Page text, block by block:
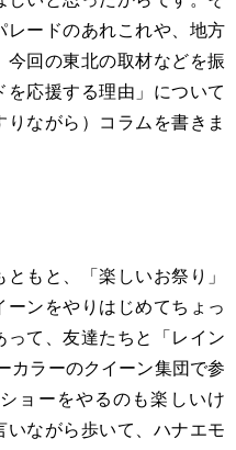
レードのあれこれや、地方
回の東北の取材などを振
を応援する理由」について
りながら）コラムを書きま
もと、「楽しいお祭り」
ーンをやりはじめてちょっ
って、友達たちと「レイン
カラーのクイーン集団で参
ョーをやるのも楽しいけ
いながら歩いて、ハナエモ